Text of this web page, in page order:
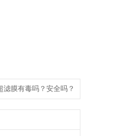
滤膜有毒吗？安全吗？